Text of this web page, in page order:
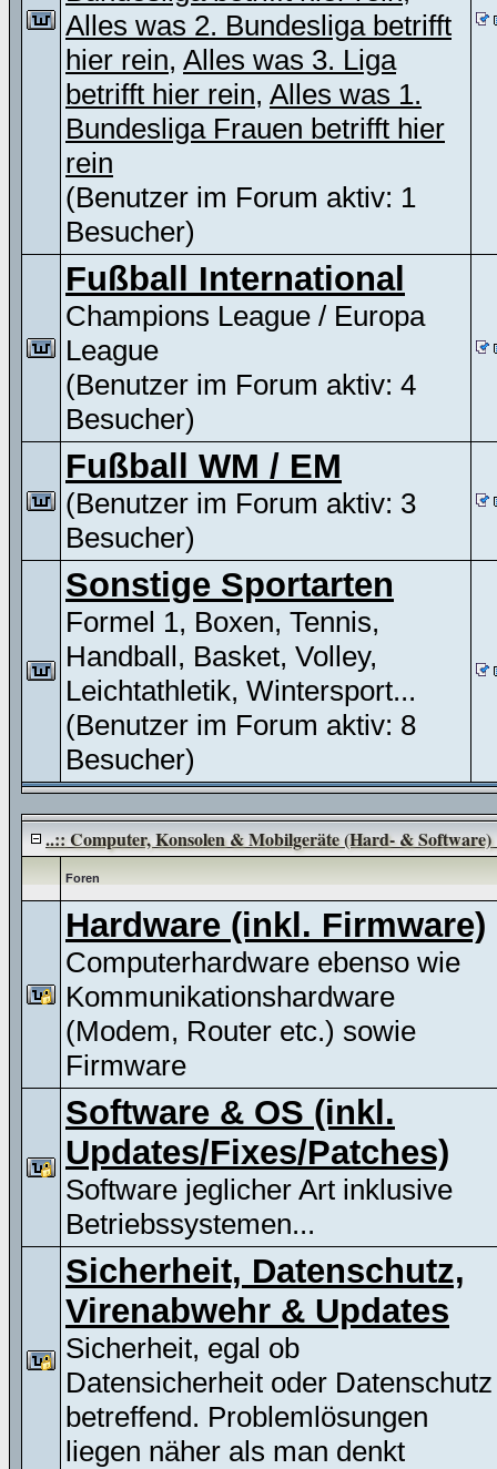
Alles was 2. Bundesliga betrifft
hier rein, Alles was 3. Liga
betrifft hier rein, Alles was 1.
Bundesliga Frauen betrifft hier
rein
(Benutzer im Forum aktiv: 1
Besucher)
Fußball International
Champions League / Europa
League
(Benutzer im Forum aktiv: 4
Besucher)
Fußball WM / EM
(Benutzer im Forum aktiv: 3
Besucher)
Sonstige Sportarten
Formel 1, Boxen, Tennis,
Handball, Basket, Volley,
Leichtathletik, Wintersport...
(Benutzer im Forum aktiv: 8
Besucher)
..:: Computer, Konsolen & Mobilgeräte (Hard- & Software)
Foren
Hardware (inkl. Firmware)
Computerhardware ebenso wie
Kommunikationshardware
(Modem, Router etc.) sowie
Firmware
Software & OS (inkl.
Updates/Fixes/Patches)
Software jeglicher Art inklusive
Betriebssystemen...
Sicherheit, Datenschutz,
Virenabwehr & Updates
Sicherheit, egal ob
Datensicherheit oder Datenschutz
betreffend. Problemlösungen
liegen näher als man denkt